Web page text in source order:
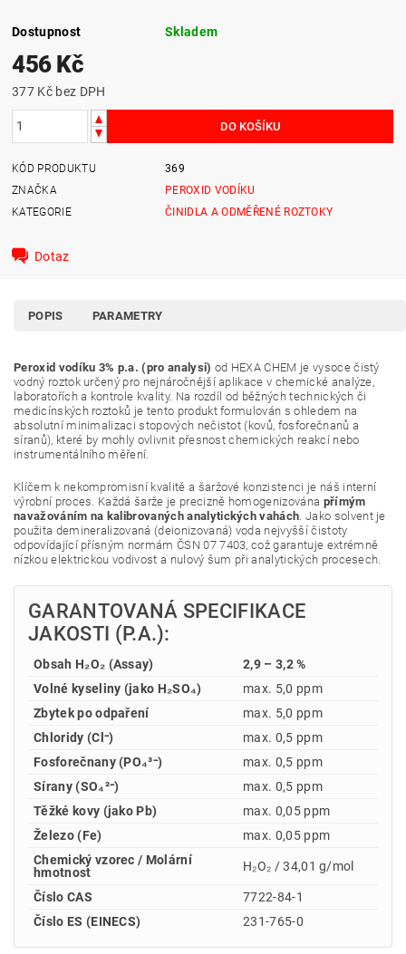
Dostupnost Skladem
456 Kč
377 Kč bez DPH
KÓD PRODUKTU
369
ZNAČKA
PEROXID VODÍKU
KATEGORIE
ČINIDLA A ODMĚŘENÉ ROZTOKY
Dotaz
POPIS PARAMETRY
Peroxid vodíku 3% p.a. (pro analysi) od HEXA CHEM je vysoce čistý
vodný roztok určený pro nejnáročnější aplikace v chemické analýze,
laboratořích a kontrole kvality. Na rozdíl od běžných technických či
medicínských roztoků je tento produkt formulován s ohledem na
absolutní minimalizaci stopových nečistot (kovů, fosforečnanů a
síranů), které by mohly ovlivnit přesnost chemických reakcí nebo
instrumentálního měření.
Klíčem k nekompromisní kvalitě a šaržové konzistenci je náš interní
výrobní proces. Každá šarže je precizně homogenizována přímým
navažováním na kalibrovaných analytických vahách. Jako solvent je
použita demineralizovaná (deionizovaná) voda nejvyšší čistoty
odpovídající přísným normám ČSN 07 7403, což garantuje extrémně
nízkou elektrickou vodivost a nulový šum při analytických procesech.
GARANTOVANÁ SPECIFIKACE
JAKOSTI (P.A.):
Obsah H₂O₂ (Assay)
2,9 – 3,2 %
Volné kyseliny (jako H₂SO₄)
max. 5,0 ppm
Zbytek po odpaření
max. 5,0 ppm
Chloridy (Cl⁻)
max. 0,5 ppm
Fosforečnany (PO₄³⁻)
max. 0,5 ppm
Sírany (SO₄²⁻)
max. 0,5 ppm
Těžké kovy (jako Pb)
max. 0,05 ppm
Železo (Fe)
max. 0,05 ppm
Chemický vzorec / Molární
hmotnost
H₂O₂ / 34,01 g/mol
Číslo CAS
7722-84-1
Číslo ES (EINECS)
231-765-0